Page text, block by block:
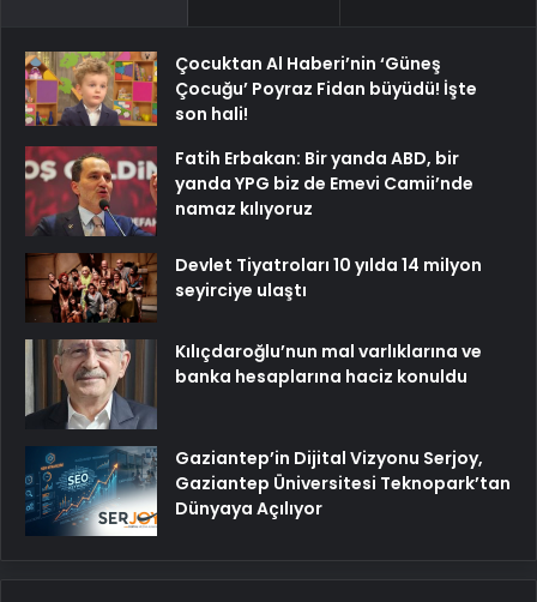
Çocuktan Al Haberi’nin ‘Güneş
Çocuğu’ Poyraz Fidan büyüdü! İşte
son hali!
Fatih Erbakan: Bir yanda ABD, bir
yanda YPG biz de Emevi Camii’nde
namaz kılıyoruz
Devlet Tiyatroları 10 yılda 14 milyon
seyirciye ulaştı
Kılıçdaroğlu’nun mal varlıklarına ve
banka hesaplarına haciz konuldu
Gaziantep’in Dijital Vizyonu Serjoy,
Gaziantep Üniversitesi Teknopark’tan
Dünyaya Açılıyor